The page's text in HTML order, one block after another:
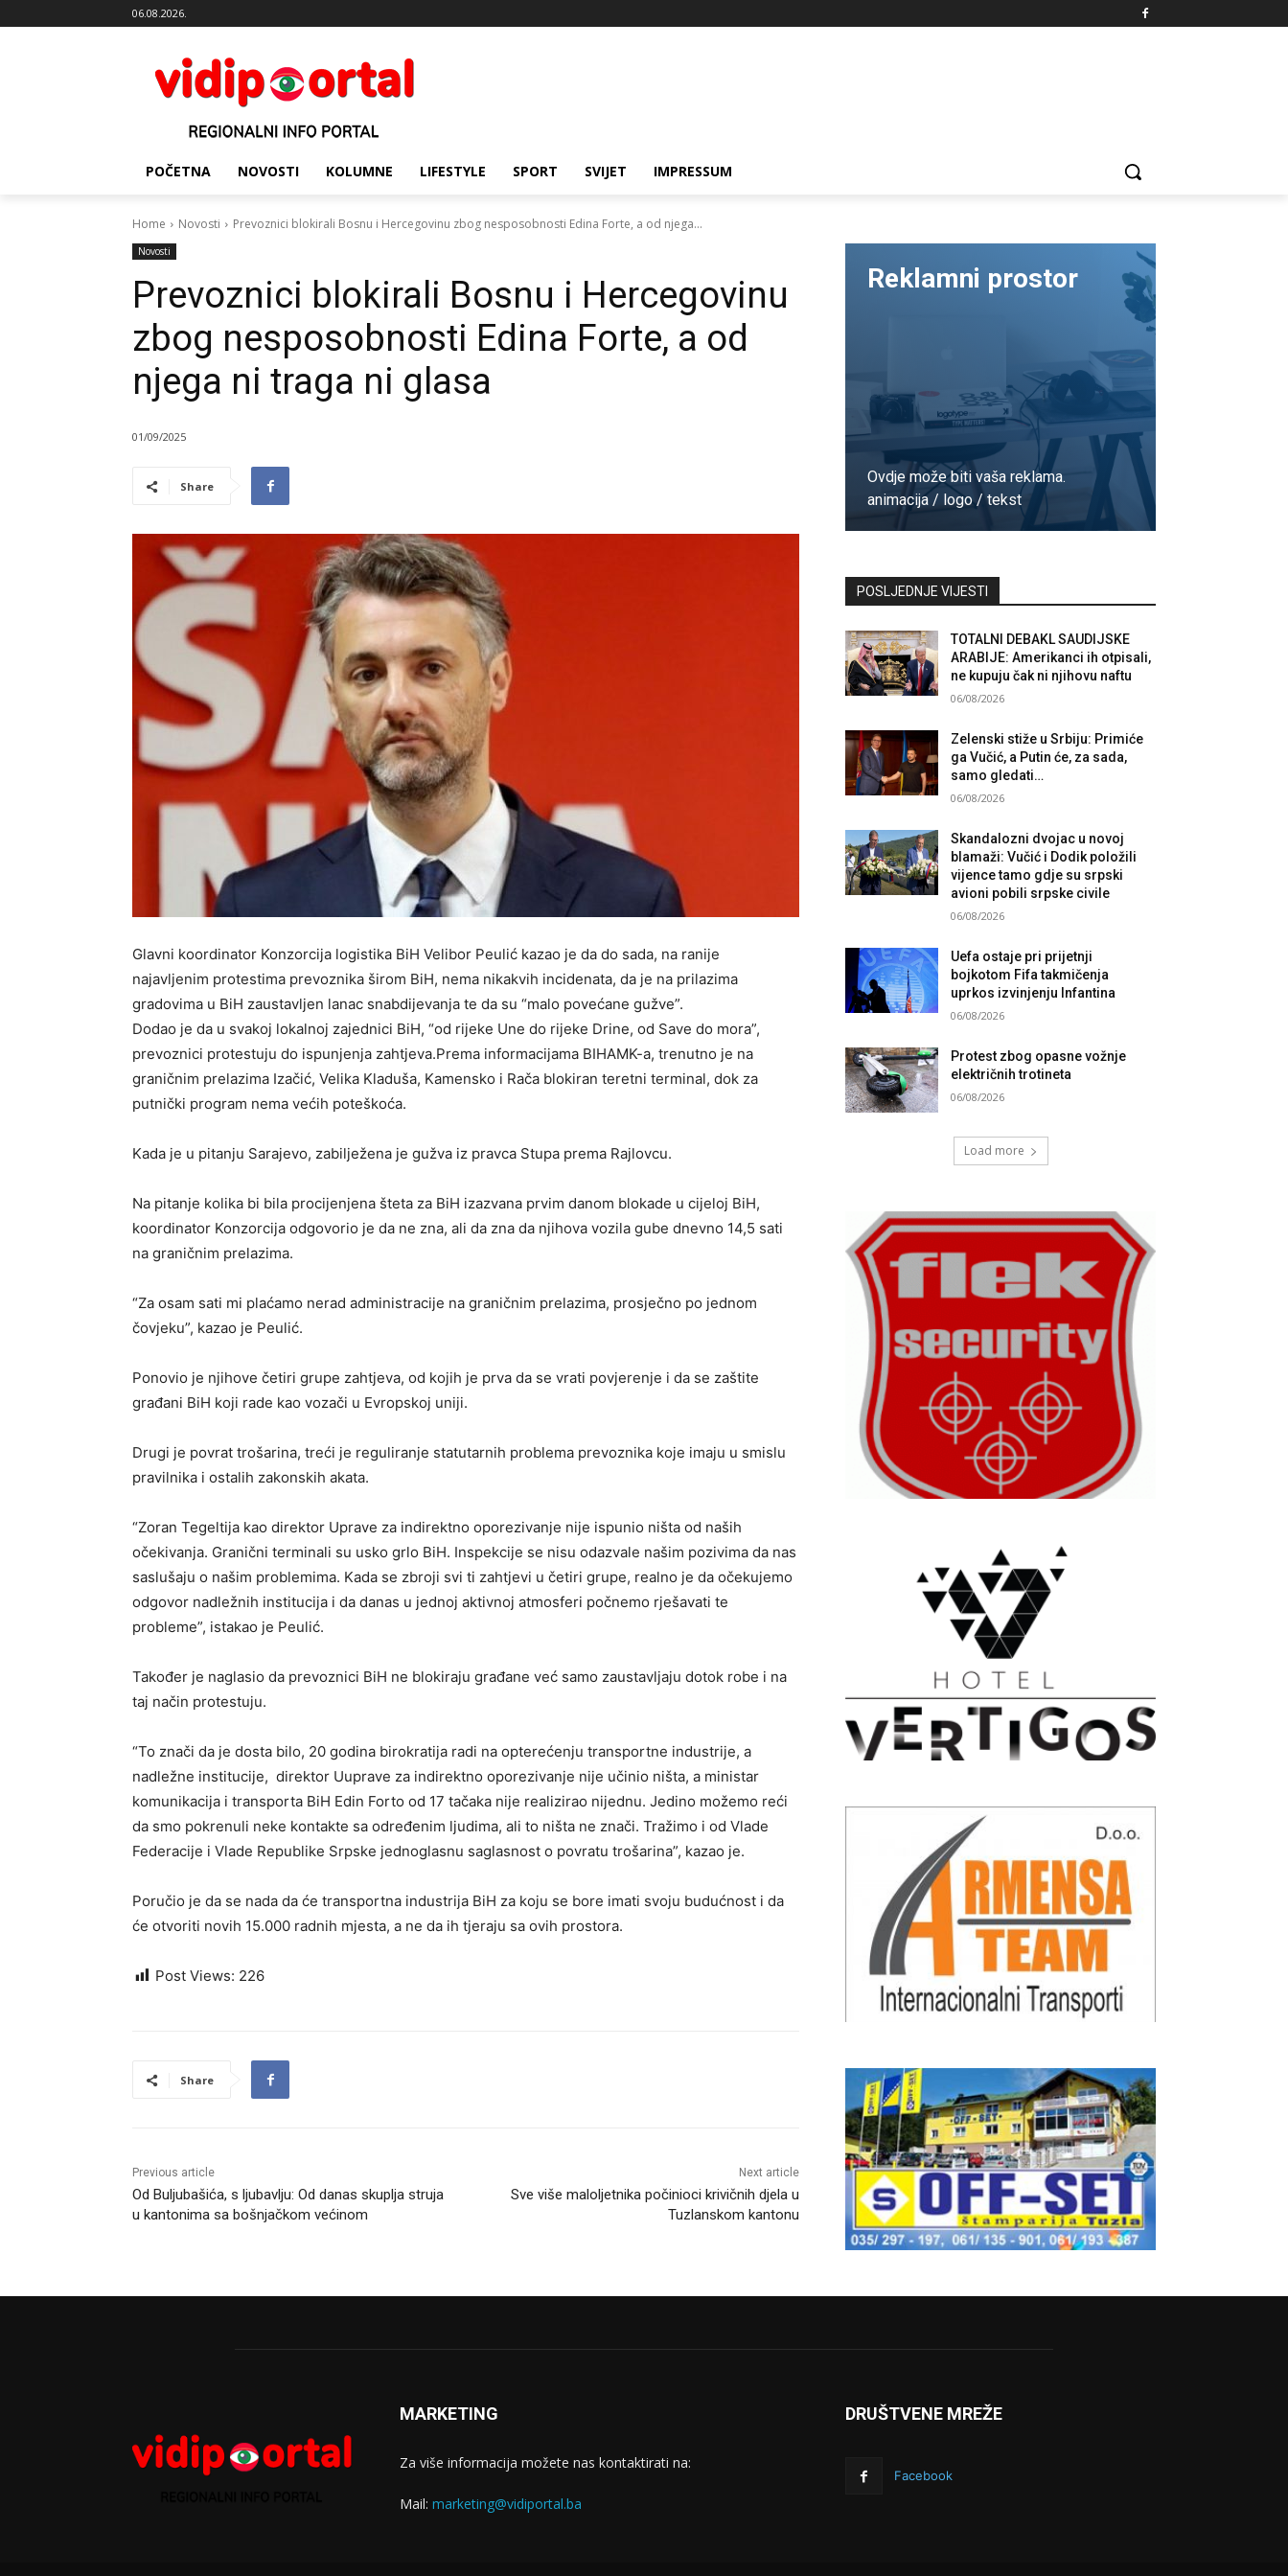
06.08.2026.
POČETNA NOVOSTI KOLUMNE LIFESTYLE SPORT SVIJET IMPRESSUM
Home Novosti Prevoznici blokirali Bosnu i Hercegovinu zbog nesposobnosti Edina Forte, a od njega...
Novosti
Prevoznici blokirali Bosnu i Hercegovinu
zbog nesposobnosti Edina Forte, a od
njega ni traga ni glasa
01/09/2025
Share
Glavni koordinator Konzorcija logistika BiH Velibor Peulić kazao je da do sada, na ranije
najavljenim protestima prevoznika širom BiH, nema nikakvih incidenata, da je na prilazima
gradovima u BiH zaustavljen lanac snabdijevanja te da su “malo povećane gužve”.
Dodao je da u svakoj lokalnoj zajednici BiH, “od rijeke Une do rijeke Drine, od Save do mora”,
prevoznici protestuju do ispunjenja zahtjeva.Prema informacijama BIHAMK-a, trenutno je na
graničnim prelazima Izačić, Velika Kladuša, Kamensko i Rača blokiran teretni terminal, dok za
putnički program nema većih poteškoća.
Kada je u pitanju Sarajevo, zabilježena je gužva iz pravca Stupa prema Rajlovcu.
Na pitanje kolika bi bila procijenjena šteta za BiH izazvana prvim danom blokade u cijeloj BiH,
koordinator Konzorcija odgovorio je da ne zna, ali da zna da njihova vozila gube dnevno 14,5 sati
na graničnim prelazima.
“Za osam sati mi plaćamo nerad administracije na graničnim prelazima, prosječno po jednom
čovjeku”, kazao je Peulić.
Ponovio je njihove četiri grupe zahtjeva, od kojih je prva da se vrati povjerenje i da se zaštite
građani BiH koji rade kao vozači u Evropskoj uniji.
Drugi je povrat trošarina, treći je reguliranje statutarnih problema prevoznika koje imaju u smislu
pravilnika i ostalih zakonskih akata.
“Zoran Tegeltija kao direktor Uprave za indirektno oporezivanje nije ispunio ništa od naših
očekivanja. Granični terminali su usko grlo BiH. Inspekcije se nisu odazvale našim pozivima da nas
saslušaju o našim problemima. Kada se zbroji svi ti zahtjevi u četiri grupe, realno je da očekujemo
odgovor nadležnih institucija i da danas u jednoj aktivnoj atmosferi počnemo rješavati te
probleme”, istakao je Peulić.
Također je naglasio da prevoznici BiH ne blokiraju građane već samo zaustavljaju dotok robe i na
taj način protestuju.
“To znači da je dosta bilo, 20 godina birokratija radi na opterećenju transportne industrije, a
nadležne institucije, direktor Uuprave za indirektno oporezivanje nije učinio ništa, a ministar
komunikacija i transporta BiH Edin Forto od 17 tačaka nije realizirao nijednu. Jedino možemo reći
da smo pokrenuli neke kontakte sa određenim ljudima, ali to ništa ne znači. Tražimo i od Vlade
Federacije i Vlade Republike Srpske jednoglasnu saglasnost o povratu trošarina”, kazao je.
Poručio je da se nada da će transportna industrija BiH za koju se bore imati svoju budućnost i da
će otvoriti novih 15.000 radnih mjesta, a ne da ih tjeraju sa ovih prostora.
Post Views: 226
Share
Previous article
Od Buljubašića, s ljubavlju: Od danas skuplja struja
u kantonima sa bošnjačkom većinom
Next article
Sve više maloljetnika počinioci krivičnih djela u
Tuzlanskom kantonu
Reklamni prostor
Ovdje može biti vaša reklama.
animacija / logo / tekst
POSLJEDNJE VIJESTI
TOTALNI DEBAKL SAUDIJSKE
ARABIJE: Amerikanci ih otpisali,
ne kupuju čak ni njihovu naftu
06/08/2026
Zelenski stiže u Srbiju: Primiće
ga Vučić, a Putin će, za sada,
samo gledati…
06/08/2026
Skandalozni dvojac u novoj
blamaži: Vučić i Dodik položili
vijence tamo gdje su srpski
avioni pobili srpske civile
06/08/2026
Uefa ostaje pri prijetnji
bojkotom Fifa takmičenja
uprkos izvinjenju Infantina
06/08/2026
Protest zbog opasne vožnje
električnih trotineta
06/08/2026
Load more
MARKETING
Za više informacija možete nas kontaktirati na:
Mail: marketing@vidiportal.ba
DRUŠTVENE MREŽE
Facebook